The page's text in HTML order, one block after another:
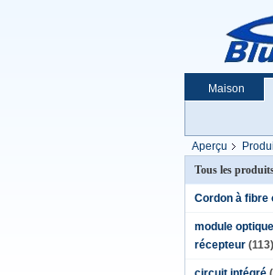
Maison
Aperçu
900µm Soltted
Tous les
Cordon à fibre
module
récepteur (113)